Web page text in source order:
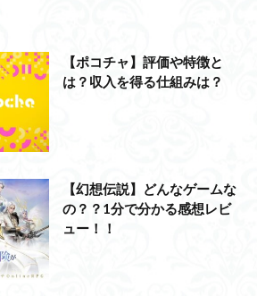
【ポコチャ】評価や特徴と
は？収入を得る仕組みは？
【幻想伝説】どんなゲームな
の？？1分で分かる感想レビ
ュー！！